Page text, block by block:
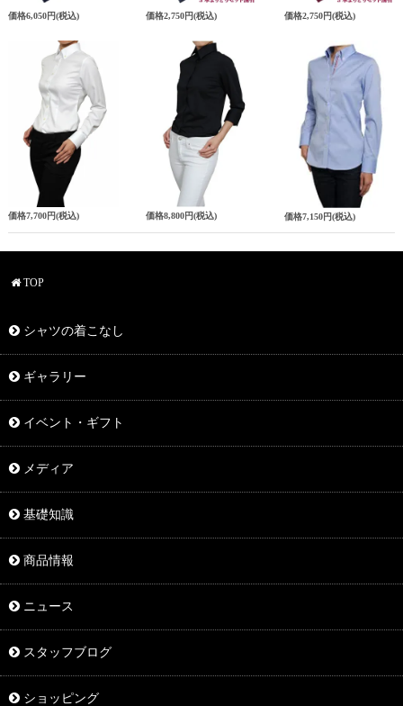
価格6,050円(税込) 価格2,750円(税込) 価格2,750円(税込)
価格7,700円(税込) 価格8,800円(税込) 価格7,150円(税込)
TOP
シャツの着こなし
ギャラリー
イベント・ギフト
メディア
基礎知識
商品情報
ニュース
スタッフブログ
ショッピング